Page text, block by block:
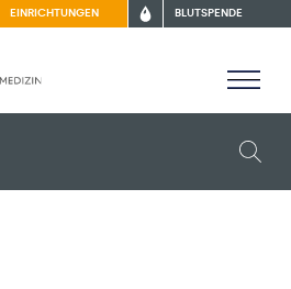
EINRICHTUNGEN BLUTSPENDE